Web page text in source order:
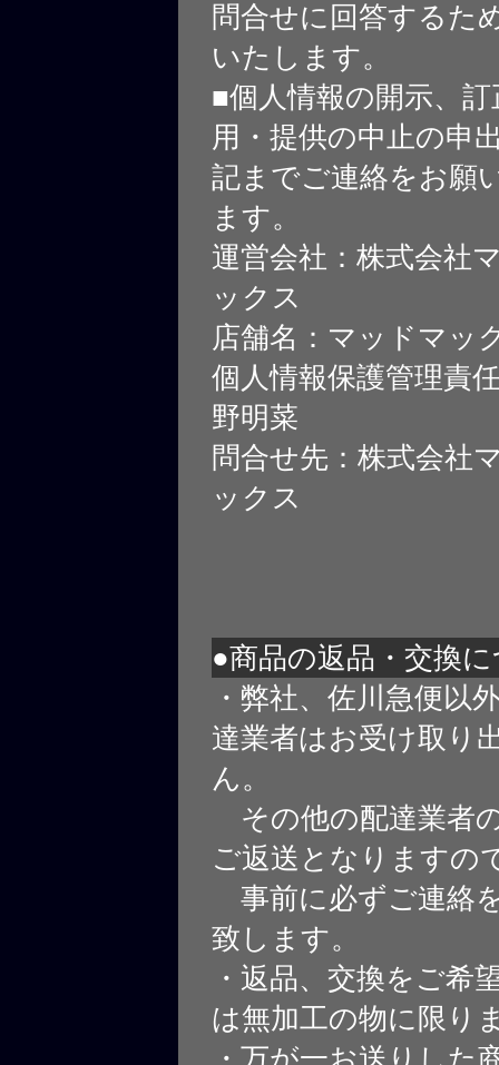
問合せに回答するた
いたします。
■個人情報の開示、
用・提供の中止の申
記までご連絡をお願
ます。
運営会社：株式会社
ックス
店舗名：マッドマッ
個人情報保護管理責
野明菜
問合せ先：株式会社
ックス
●商品の返品・交換
・弊社、佐川急便以
達業者はお受け取り
ん。
その他の配達業者
ご返送となりますの
事前に必ずご連絡
致します。
・返品、交換をご希
は無加工の物に限り